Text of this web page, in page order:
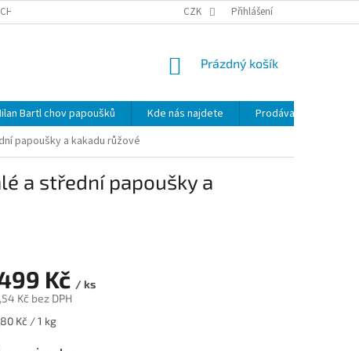
OSOBNÍCH ÚDAJŮ NOVINKY MAPA SERVERU
CZK Přihlášení
NÁKUPNÍ
Prázdný košík
Bartl chov papoušků Kde nás najdete
Prodávané značky
papoušky a kakadu růžové
a střední papoušky a
Kč / ks
Kčbez DPH
Kč / 1 kg